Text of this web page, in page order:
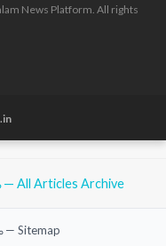
News Platform. All rights
Articles Archive
Sitemap